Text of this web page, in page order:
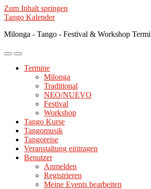
Zum Inhalt springen
Tango Kalender
Milonga - Tango - Festival & Workshop
Mobile-
ein-/ausblenden
Suchfeld
ein-/ausblenden
Termine
Milonga
Traditional
NEO/NUEVO
Festival
Workshop
Tango Kurse
Tangomusik
Tangoreise
Veranstaltung eintragen
Benutzer
Anmelden
Registrieren
Meine Events bearbeiten